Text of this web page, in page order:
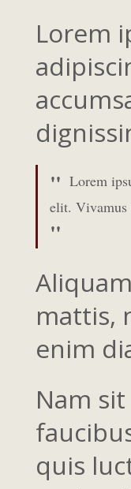
Lorem
Lorem
elit. Vivamus
mattis,
enim
Nam
quis